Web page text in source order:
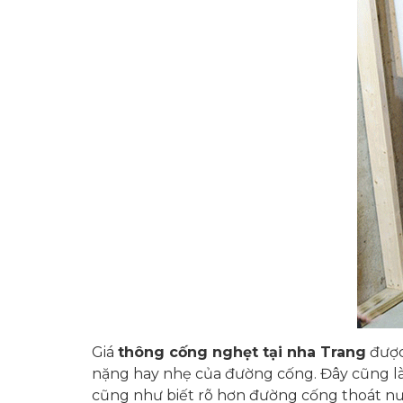
Giá thông cống nghẹt tại nha Trang
nặng hay nhẹ của đường cống. Đây cũng
cũng như biết rõ hơn đường cống thoát